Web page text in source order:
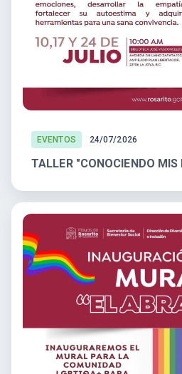
EVENTOS 24/07/2026
TALLER "CONOCIENDO MIS